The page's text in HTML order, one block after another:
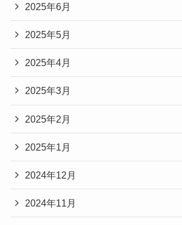
2025年6月
2025年5月
2025年4月
2025年3月
2025年2月
2025年1月
2024年12月
2024年11月